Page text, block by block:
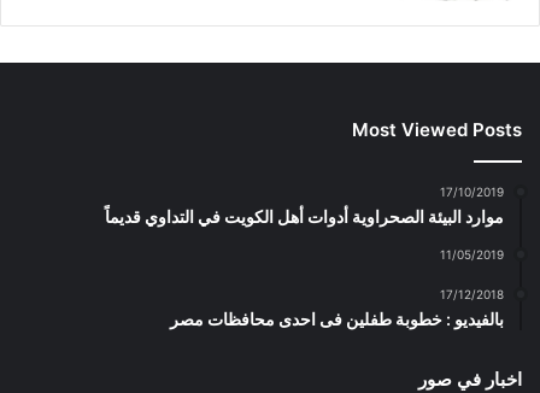
Most Viewed Posts
17/10/2019
موارد البيئة الصحراوية أدوات أهل الكويت في التداوي قديماً
11/05/2019
17/12/2018
بالفيديو : خطوبة طفلين فى احدى محافظات مصر
اخبار في صور